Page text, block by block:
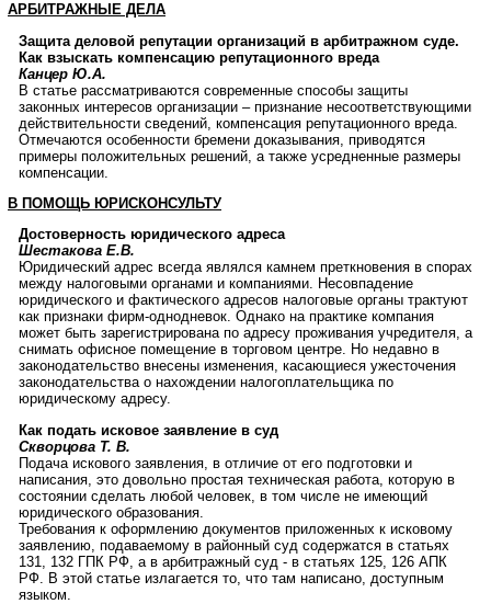
АРБИТРАЖНЫЕ ДЕЛА
Защита деловой репутации организаций в арбитражном суде.
Как взыскать компенсацию репутационного вреда
Канцер Ю.А.
В статье рассматриваются современные способы защиты
законных интересов организации – признание несоответствующими
действительности сведений, компенсация репутационного вреда.
Отмечаются особенности бремени доказывания, приводятся
примеры положительных решений, а также усредненные размеры
компенсации.
В ПОМОЩЬ ЮРИСКОНСУЛЬТУ
Достоверность юридического адреса
Шестакова Е.В.
Юридический адрес всегда являлся камнем преткновения в спорах
между налоговыми органами и компаниями. Несовпадение
юридического и фактического адресов налоговые органы трактуют
как признаки фирм-однодневок. Однако на практике компания
может быть зарегистрирована по адресу проживания учредителя, а
снимать офисное помещение в торговом центре. Но недавно в
законодательство внесены изменения, касающиеся ужесточения
законодательства о нахождении налогоплательщика по
юридическому адресу.
Как подать исковое заявление в суд
Скворцова Т. В.
Подача искового заявления, в отличие от его подготовки и
написания, это довольно простая техническая работа, которую в
состоянии сделать любой человек, в том числе не имеющий
юридического образования.
Требования к оформлению документов приложенных к исковому
заявлению, подаваемому в районный суд содержатся в статьях
131, 132 ГПК РФ, а в арбитражный суд - в статьях 125, 126 АПК
РФ. В этой статье излагается то, что там написано, доступным
языком.